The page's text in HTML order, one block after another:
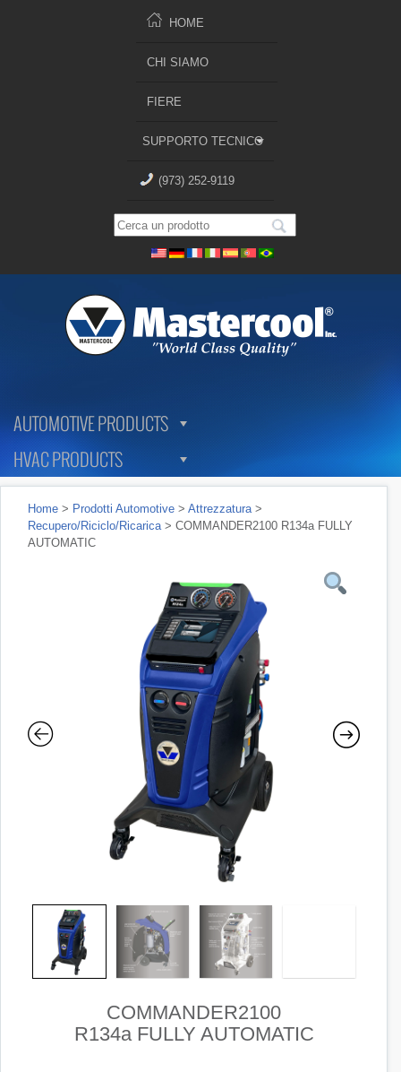
HOME
CHI SIAMO
FIERE
SUPPORTO TECNICO
(973) 252-9119
AUTOMOTIVE PRODUCTS
HVAC PRODUCTS
Home > Prodotti Automotive > Attrezzatura >
Recupero/Riciclo/Ricarica > COMMANDER2100 R134a FULLY
AUTOMATIC
COMMANDER2100
R134a FULLY AUTOMATIC